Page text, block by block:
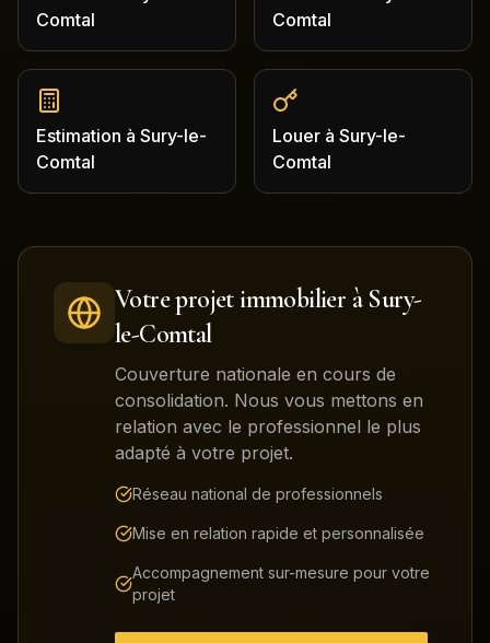
Comtal
Comtal
Estimation à Sury-le-
Comtal
Louer à Sury-le-
Comtal
Votre projet immobilier à Sury-
le-Comtal
Couverture nationale en cours de
consolidation. Nous vous mettons en
relation avec le professionnel le plus
adapté à votre projet.
Réseau national de professionnels
Mise en relation rapide et personnalisée
Accompagnement sur-mesure pour votre
projet